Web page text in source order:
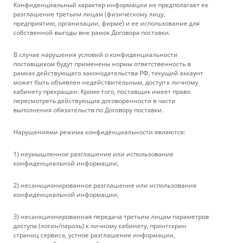
УСЛУГИ
БРЕНДЫ
КОМПАНИЯ
ИНФОРМАЦИЯ
ПОМОЩЬ
+ 7 861 272-88-88
company@rebase-union.ru
г. Краснодар, ул. Рашпилевская, д. 121
Мы используем файлы cookie, разработанные нашими
специалистами и третьими лицами, для анализа событий на
нашем веб-сайте, что позволяет нам улучшать
Конфиденциальный характер информации не предполагает ее
разглашение третьим лицам (физическому лицу,
предприятию, организации, фирме) и ее использование для
собственной выгоды вне рамок Договора поставки.
В случае нарушения условий о конфиденциальности
поставщиком будут применены нормы ответственность в
рамках действующего законодательства РФ, текущий аккаунт
может быть объявлен недействительным, доступ к личному
кабинету прекращен. Кроме того, поставщик имеет право
пересмотреть действующие договоренности в части
выполнения обязательств по Договору поставки.
Нарушениями режима конфиденциальности являются:
1) неумышленное разглашение или использование
конфиденциальной информации;
2) несанкционированное разглашение или использование
конфиденциальной информации;
3) несанкционированная передача третьим лицам параметров
доступа (логин/пароль) к личному кабинету, принтскрин
страниц сервиса, устное разглашение информации,